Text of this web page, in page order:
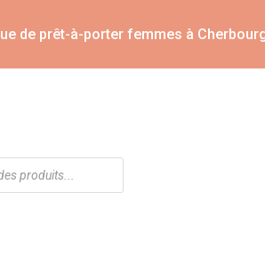
de prêt-à-porter femmes à